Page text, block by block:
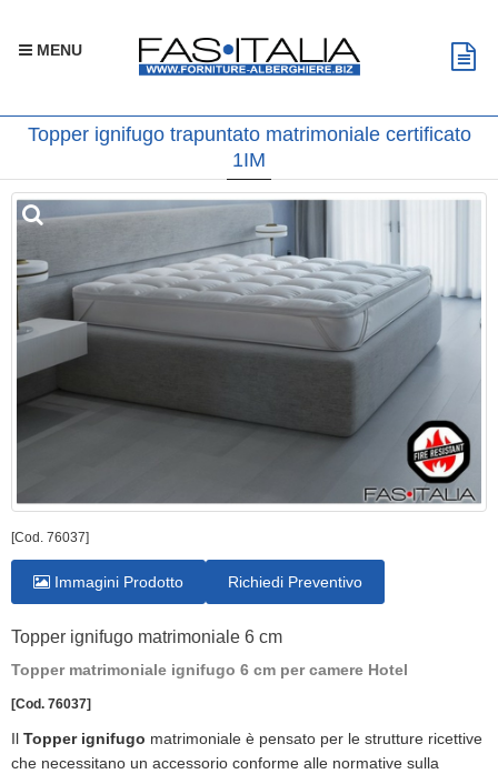
MENU
Topper ignifugo trapuntato matrimoniale certificato
1IM
[Cod. 76037]
Immagini Prodotto Richiedi Preventivo
Topper ignifugo matrimoniale 6 cm
Topper matrimoniale ignifugo 6 cm per camere Hotel
[Cod. 76037]
Il Topper ignifugo matrimoniale è pensato per le strutture ricettive
che necessitano un accessorio conforme alle normative sulla